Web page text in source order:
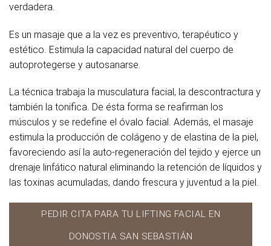
verdadera.
Es un masaje que a la vez es preventivo, terapéutico y
estético. Estimula la capacidad natural del cuerpo de
autoprotegerse y autosanarse.
La técnica trabaja la musculatura facial, la descontractura y
también la tonifica. De ésta forma se reafirman los
músculos y se redefine el óvalo facial. Además, el masaje
estimula la producción de colágeno y de elastina de la piel,
favoreciendo así la auto-regeneración del tejido y ejerce un
drenaje linfático natural eliminando la retención de líquidos y
las toxinas acumuladas, dando frescura y juventud a la piel.
PEDIR CITA PARA TU LIFTING FACIAL EN
DONOSTIA SAN SEBASTIÁN